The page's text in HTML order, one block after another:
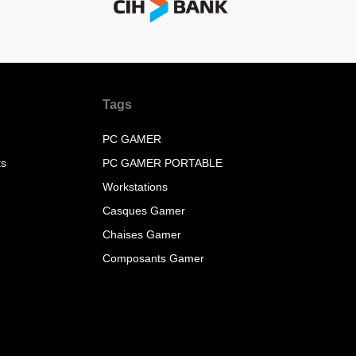
Tags
PC GAMER
PC GAMER PORTABLE
Workstations
Casques Gamer
Chaises Gamer
Composants Gamer